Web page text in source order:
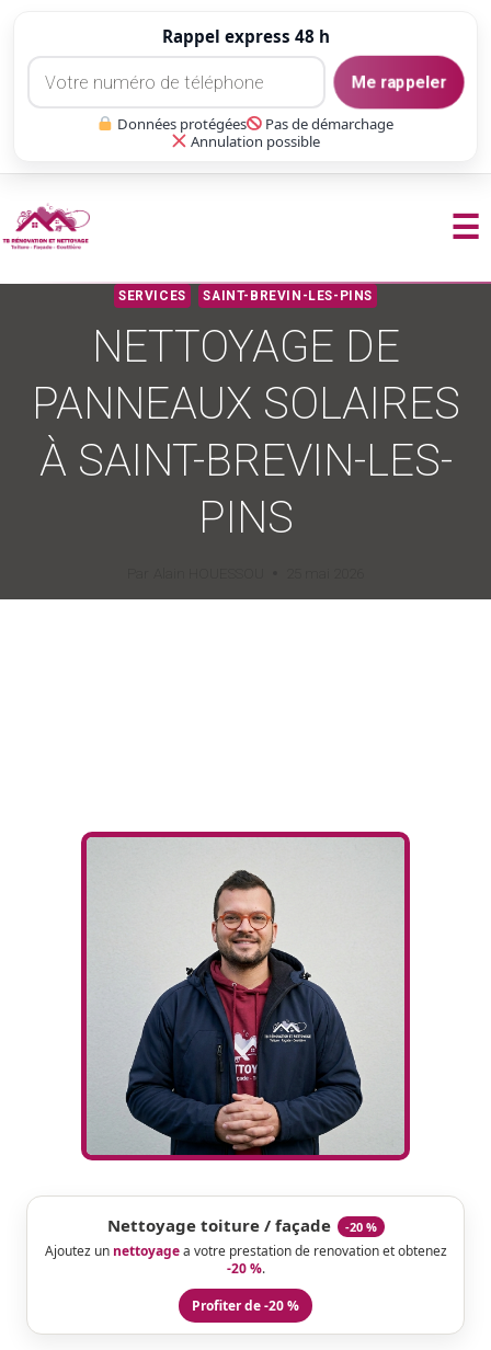
Rappel express 48 h
Me rappeler
Données protégées
Pas de démarchage
Annulation possible
☰
SERVICES SAINT-BREVIN-LES-PINS
NETTOYAGE DE
PANNEAUX SOLAIRES
À SAINT-BREVIN-LES-
PINS
Nettoyage toiture / façade -20 %
Ajoutez un nettoyagea votre prestation de renovation et obtenez
-20 %.
Profiter de -20 %